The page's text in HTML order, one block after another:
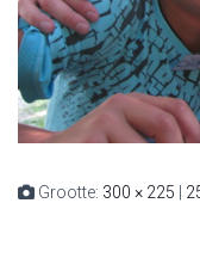
Grootte: 300 × 225 |